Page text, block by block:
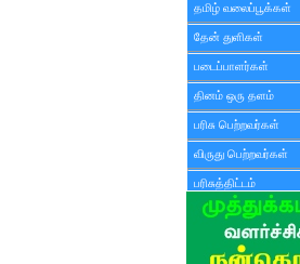
தமிழ் வலைப்பூக்கள்
தேன் துளிகள்
படைப்பாளர்கள்
தினம் ஒரு தளம்
பரிசு பெற்றவர்கள்
விருது பெற்றவர்கள்
பரிசுத்திட்டம்